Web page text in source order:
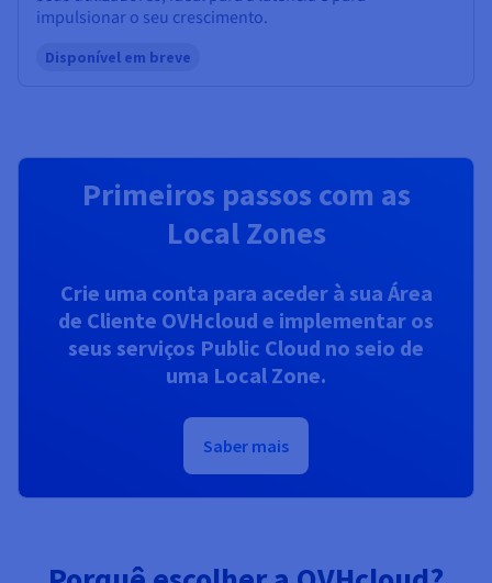
impulsionar o seu crescimento.
Disponível em breve
Primeiros passos com as
Local Zones
Crie uma conta para aceder à sua Área
de Cliente OVHcloud e implementar os
seus serviços Public Cloud no seio de
uma Local Zone.
Saber mais